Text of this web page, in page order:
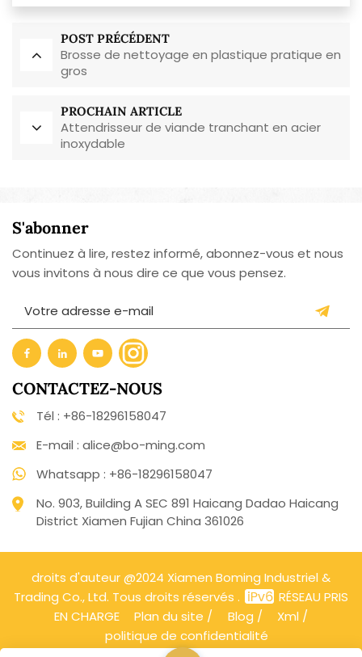
POST PRÉCÉDENT
Brosse de nettoyage en plastique pratique en
gros
PROCHAIN ARTICLE
Attendrisseur de viande tranchant en acier
inoxydable
S'abonner
Continuez à lire, restez informé, abonnez-vous et nous
vous invitons à nous dire ce que vous pensez.
CONTACTEZ-NOUS
Tél : +86-18296158047
E-mail : alice@bo-ming.com
Whatsapp : +86-18296158047
No. 903, Building A SEC 891 Haicang Dadao Haicang
District Xiamen Fujian China 361026
droits d'auteur @2024 Xiamen Boming Industriel &
Trading Co., Ltd. Tous droits réservés .
RÉSEAU PRIS
EN CHARGE
Plan du site / Blog / Xml /
politique de confidentialité